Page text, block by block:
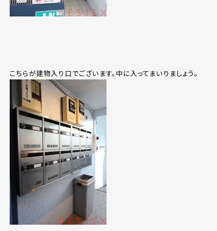
こちらが建物入り口でございます。中に入ってまいりましょう。